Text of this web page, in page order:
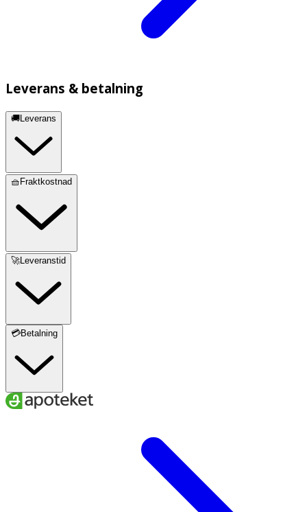
Leverans & betalning
🚚Leverans
🧺Fraktkostnad
🚀Leveranstid
💳Betalning